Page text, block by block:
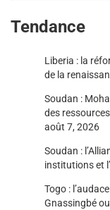
Tendance
Liberia : la
de la
Soudan :
des
août 7, 2026
Soudan :
institutions et
Togo :
Gnassingbé